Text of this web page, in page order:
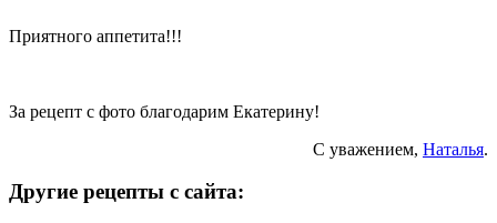
Приятного аппетита!!!
За рецепт с фото благодарим Екатерину!
С уважением, Наталья.
Другие рецепты с сайта: